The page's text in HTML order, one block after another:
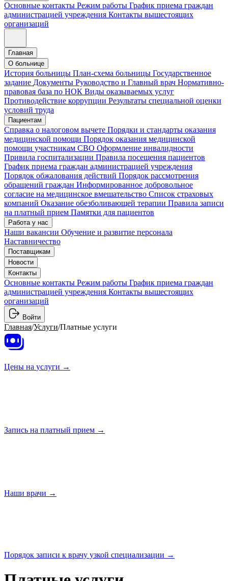
Основные контакты Режим работы График приема граждан
администрацией учреждения Контакты вышестоящих
организаций
Главная
О больнице
История больницы План-схема больницы Государственное
задание Документы Руководство и Главный врач Нормативно-
правовая база по НОК Виды оказываемых услуг
Противодействие коррупции Результаты специальной оценки
условий труда
Пациентам
Справка о налоговом вычете Порядки и стандарты оказания
медицинской помощи Порядок оказания медицинской
помощи участникам СВО Оформление инвалидности
Привила госпитализации Правила посещения пациентов
График приема граждан администрацией учреждения
Порядок обжалования действий Порядок рассмотрения
обращений граждан Информированное добровольное
согласие на медицинское вмешательство Список страховых
компаний Оказание обезболивающей терапии Правила записи
на платный прием Памятки для пациентов
Работа у нас
Наши вакансии Обучение и развитие персонала
Наставничество
Поставщикам
Новости
Контакты
Основные контакты Режим работы График приема граждан
администрацией учреждения Контакты вышестоящих
организаций
Войти
Главная/Услуги/Платные услуги
Цены на услуги →
Запись на платный прием →
Наши врачи →
Порядок записи к врачу узкой специализации →